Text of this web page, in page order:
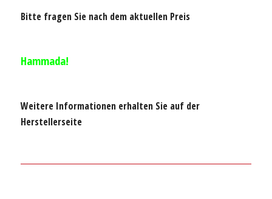
Bitte fragen Sie nach dem aktuellen Preis
Hammada!
Weitere Informationen erhalten Sie auf der
Herstellerseite